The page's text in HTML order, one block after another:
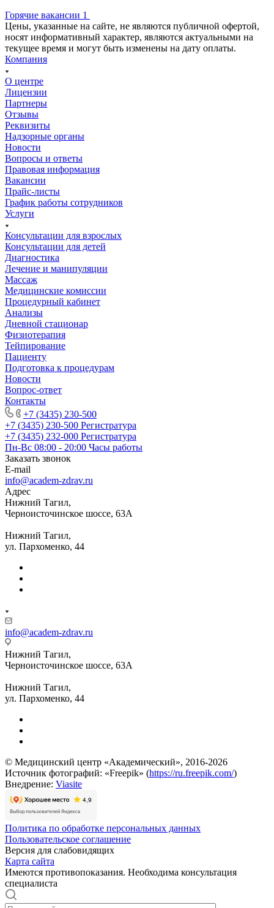
Горячие вакансии 1
Цены, указанные на сайте, не являются публичной офертой,
носят информативный характер, являются актуальными на
текущее время и могут быть изменены на дату оплаты.
Компания
О центре
Лицензии
Партнеры
Отзывы
Реквизиты
Надзорные органы
Новости
Вопросы и ответы
Правовая информация
Вакансии
Прайс-листы
График работы сотрудников
Услуги
Консультации для взрослых
Консультации для детей
Диагностика
Лечение и манипуляции
Массаж
Медицинские комиссии
Процедурный кабинет
Анализы
Дневной стационар
Физиотерапия
Тейпирование
Пациенту
Подготовка к процедурам
Новости
Вопрос-ответ
Контакты
+7 (3435) 230-500
+7 (3435) 230-500 Регистратура
+7 (3435) 232-000 Регистратура
Пн-Вс 08:00 - 20:00 Часы работы
Заказать звонок
E-mail
info@academ-zdrav.ru
Адрес
Нижний Тагил,
Черноисточинское шоссе, 63А
Нижний Тагил,
ул. Пархоменко, 44
info@academ-zdrav.ru
Нижний Тагил,
Черноисточинское шоссе, 63А
Нижний Тагил,
ул. Пархоменко, 44
© Медицинский центр «Академический», 2016-2026
Источник фотографий: «Freepik» (https://ru.freepik.com/)
Внедрение: Viasite
Политика по обработке персональных данных
Пользовательское соглашение
Версия для слабовидящих
Карта сайта
Имеются противопоказания. Необходима консультация
специалиста